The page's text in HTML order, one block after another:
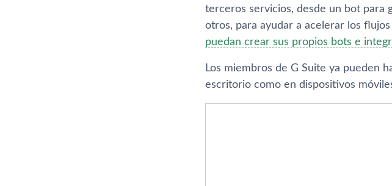
terceros servicios, desde un bot para
otros, para ayudar a acelerar los
puedan crear sus propios bots e
Los miembros de G Suite ya pueden
escritorio como en dispositivos